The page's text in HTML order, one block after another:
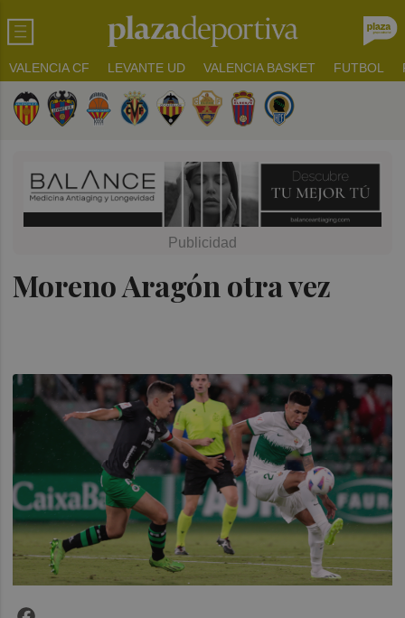
VALENCIA CF LEVANTE UD VALENCIA BASKET FUTBOL
Moreno Aragón otra vez